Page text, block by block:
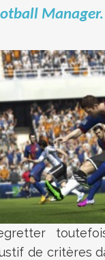
de critères